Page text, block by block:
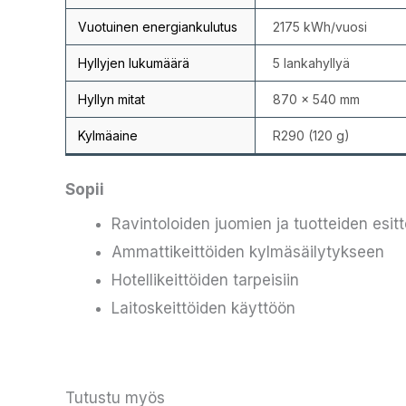
Vuotuinen energiankulutus 2175 kWh/vuosi
Hyllyjen lukumäärä 5 lankahyllyä
Hyllyn mitat 870 × 540 mm
Kylmäaine R290 (120 g)
Sopii
Ravintoloiden juomien ja tuotteiden
Ammattikeittöiden kylmäsäilytykseen
Hotellikeittöiden tarpeisiin
Laitoskeittöiden käyttöön
Tutustu myös